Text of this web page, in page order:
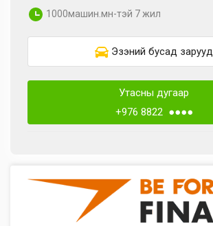
1000машин.мн-тэй 7 жил
Эзэний бусад зарууд
Утасны дугаар
+976 8822 ●●●●